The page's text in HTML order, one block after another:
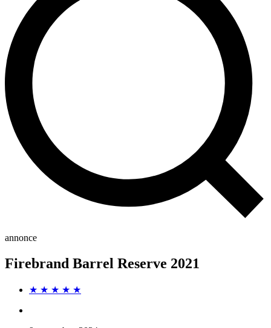
annonce
Firebrand Barrel Reserve 2021
★ ★ ★ ★ ★